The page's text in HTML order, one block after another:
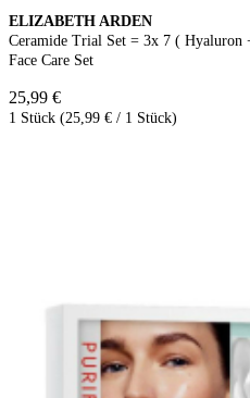
ELIZABETH ARDEN
Ceramide Trial Set = 3x 7 ( Hyaluron
Face Care Set
25,99 €
1 Stück (25,99 € / 1 Stück)